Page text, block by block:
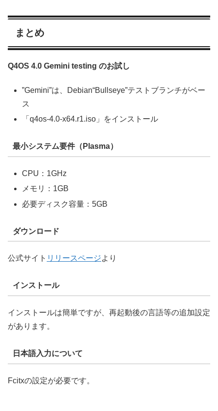
まとめ
Q4OS 4.0 Gemini testing のお試し
”Gemini”は、Debian“Bullseye”テストブランチがベー
ス
「q4os-4.0-x64.r1.iso」をインストール
最小システム要件（Plasma）
CPU：1GHz
メモリ：1GB
必要ディスク容量：5GB
ダウンロード
公式サイト リリースページより
インストール
インストールは簡単ですが、再起動後の言語等の追加設定
があります。
日本語入力について
Fcitxの設定が必要です。